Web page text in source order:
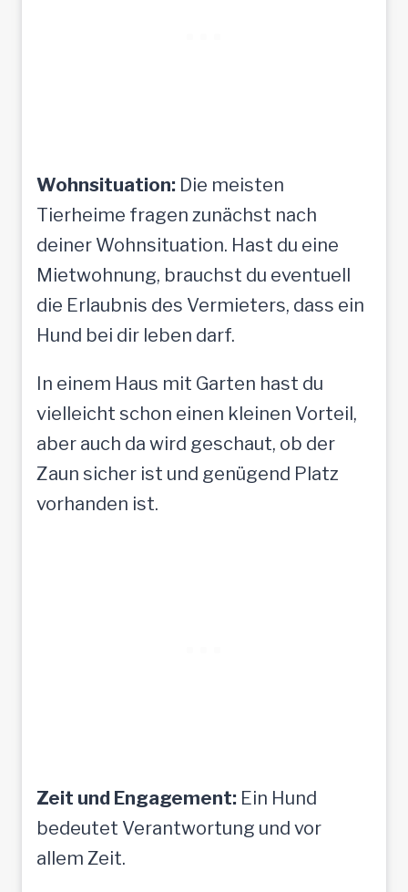
Wohnsituation: Die meisten
Tierheime fragen zunächst nach
deiner Wohnsituation. Hast du eine
Mietwohnung, brauchst du eventuell
die Erlaubnis des Vermieters, dass ein
Hund bei dir leben darf.
In einem Haus mit Garten hast du
vielleicht schon einen kleinen Vorteil,
aber auch da wird geschaut, ob der
Zaun sicher ist und genügend Platz
vorhanden ist.
Zeit und Engagement: Ein Hund
bedeutet Verantwortung und vor
allem Zeit.